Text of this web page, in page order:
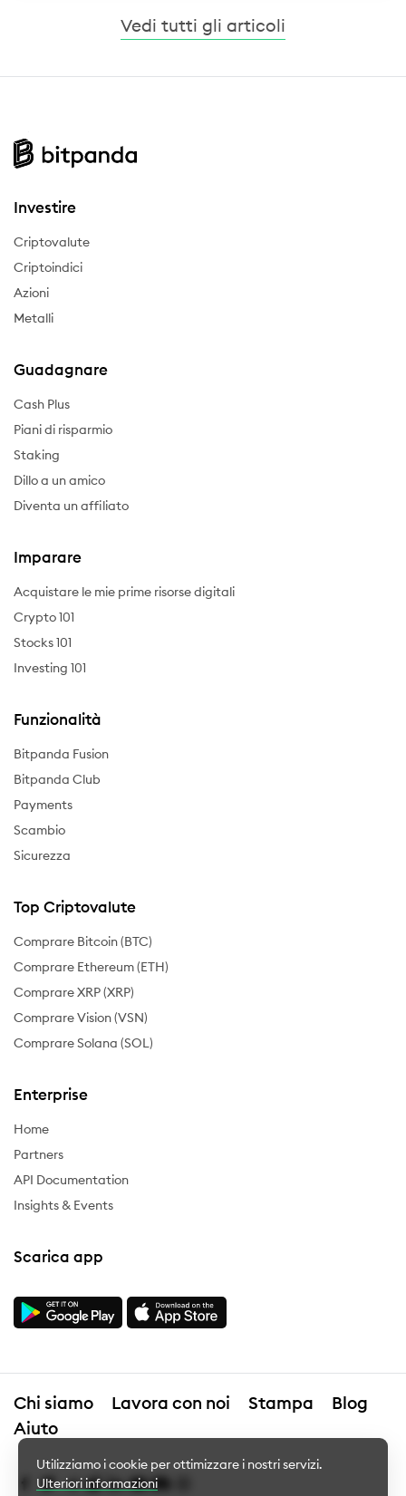
Vedi tutti gli articoli
Investire
Criptovalute
Criptoindici
Azioni
Metalli
Guadagnare
Cash Plus
Piani di risparmio
Staking
Dillo a un amico
Diventa un affiliato
Imparare
Acquistare le mie prime risorse digitali
Crypto 101
Stocks 101
Investing 101
Funzionalità
Bitpanda Fusion
Bitpanda Club
Payments
Scambio
Sicurezza
Top Criptovalute
Comprare Bitcoin (BTC)
Comprare Ethereum (ETH)
Comprare XRP (XRP)
Comprare Vision (VSN)
Comprare Solana (SOL)
Enterprise
Home
Partners
API Documentation
Insights & Events
Scarica app
Chi siamo Lavora con noi Stampa
Blog
Aiuto
Utilizziamo i cookie per ottimizzare i nostri servizi.
Ulteriori informazioni